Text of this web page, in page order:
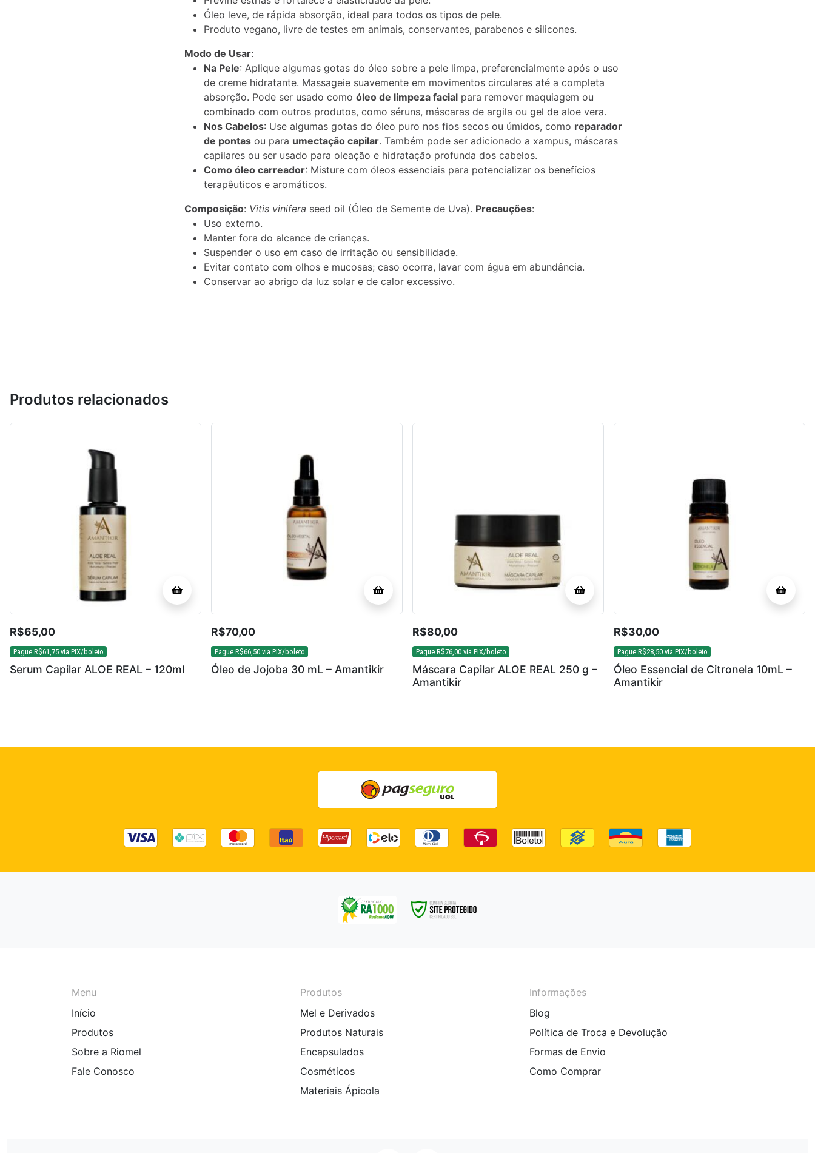
Óleo leve, de rápida absorção, ideal para todos os tipos de pele.
Produto vegano, livre de testes em animais, conservantes, parabenos e silicones.
Modo de Usar:
Na Pele: Aplique algumas gotas do óleo sobre a pele limpa, preferencialmente após o uso
de creme hidratante. Massageie suavemente em movimentos circulares até a completa
absorção. Pode ser usado como óleo de limpeza facial para remover maquiagem ou
combinado com outros produtos, como séruns, máscaras de argila ou gel de aloe vera.
Nos Cabelos: Use algumas gotas do óleo puro nos fios secos ou úmidos, como reparador
de pontas ou para umectação capilar. Também pode ser adicionado a xampus, máscaras
capilares ou ser usado para oleação e hidratação profunda dos cabelos.
Como óleo carreador: Misture com óleos essenciais para potencializar os benefícios
terapêuticos e aromáticos.
Composição: Vitis vinifera seed oil (Óleo de Semente de Uva). Precauções:
Uso externo.
Manter fora do alcance de crianças.
Suspender o uso em caso de irritação ou sensibilidade.
Evitar contato com olhos e mucosas; caso ocorra, lavar com água em abundância.
Conservar ao abrigo da luz solar e de calor excessivo.
Produtos relacionados
R$65,00
Pague R$61,75 via PIX/boleto
Serum Capilar ALOE REAL – 120ml
R$70,00
Pague R$66,50 via PIX/boleto
Óleo de Jojoba 30 mL – Amantikir
R$80,00
Pague R$76,00 via PIX/boleto
Máscara Capilar ALOE REAL 250 g –
Amantikir
R$30,00
Pague R$28,50 via PIX/boleto
Óleo Essencial de Citronela 10mL –
Amantikir
Menu
Início
Produtos
Sobre a Riomel
Fale Conosco
Produtos
Mel e Derivados
Produtos Naturais
Encapsulados
Cosméticos
Materiais Ápicola
Informações
Blog
Política de Troca e Devolução
Formas de Envio
Como Comprar